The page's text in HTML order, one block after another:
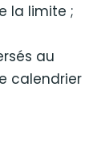
la limite ;
au
calendrier